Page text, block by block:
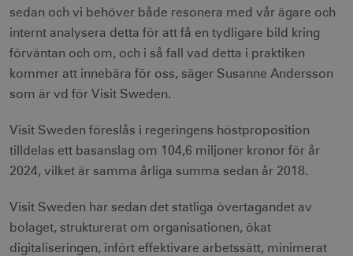
sedan och vi behöver både resonera med vår ägare och
internt analysera detta för att få en tydligare bild kring
förväntan och om, och i så fall vad detta i praktiken
kommer att innebära för oss, säger Susanne Andersson
som är vd för Visit Sweden.
Visit Sweden föreslås i regeringens höstproposition
tilldelas ett basanslag om 104,6 miljoner kronor för år
2024, vilket är samma årliga summa sedan år 2018.
Visit Sweden har sedan det statliga övertagandet av
bolaget, strukturerat om organisationen, ökat
digitaliseringen, infört effektivare arbetssätt, minimerat